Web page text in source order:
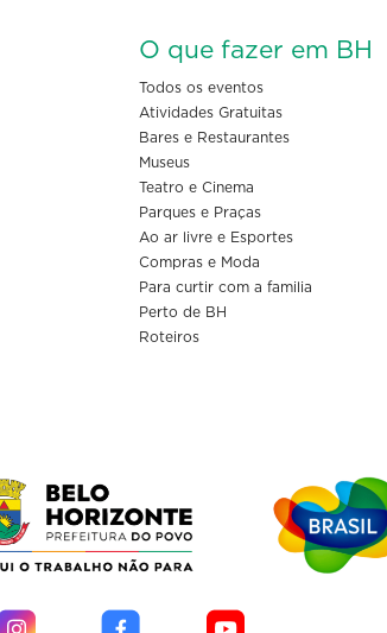
O que fazer em BH
Todos os eventos
Atividades Gratuitas
Bares e Restaurantes
Museus
Teatro e Cinema
Parques e Praças
Ao ar livre e Esportes
Compras e Moda
Para curtir com a familia
Perto de BH
Roteiros